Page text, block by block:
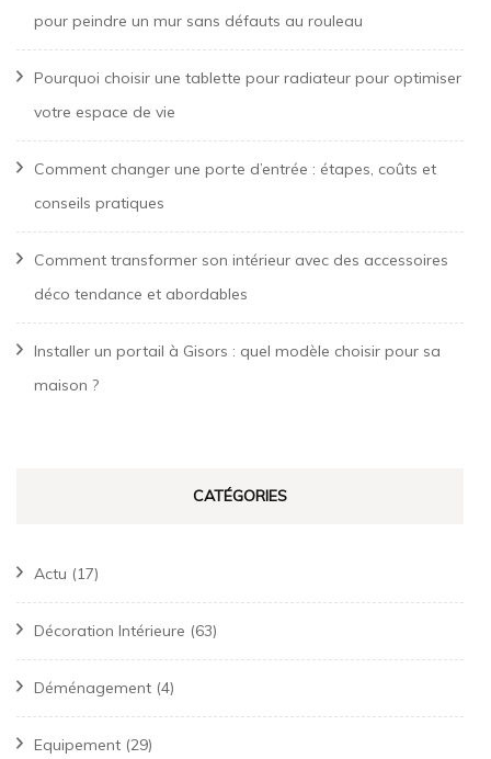
pour peindre un mur sans défauts au rouleau
Pourquoi choisir une tablette pour radiateur pour optimiser
votre espace de vie
Comment changer une porte d’entrée : étapes, coûts et
conseils pratiques
Comment transformer son intérieur avec des accessoires
déco tendance et abordables
Installer un portail à Gisors : quel modèle choisir pour sa
maison ?
CATÉGORIES
Actu (17)
Décoration Intérieure (63)
Déménagement (4)
Equipement (29)